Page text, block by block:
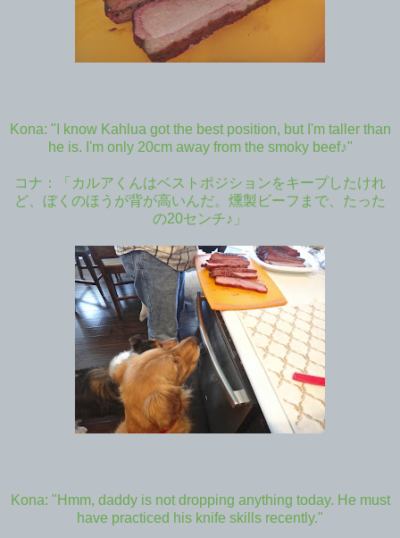
Kona: "I know Kahlua got the best position, but I'm taller than
he is. I'm only 20cm away from the smoky beef♪"
コナ：「カルアくんはベストポジションをキープしたけれ
ど、ぼくのほうが背が高いんだ。燻製ビーフまで、たった
の20センチ♪」
Kona: "Hmm, daddy is not dropping anything today. He must
have practiced his knife skills recently."